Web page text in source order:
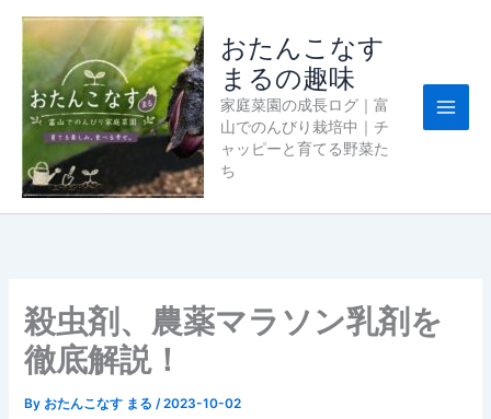
おたんこなす
まるの趣味
家庭菜園の成長ログ｜富
山でのんびり栽培中｜チ
ャッピーと育てる野菜た
ち
殺虫剤、農薬マラソン乳剤を
徹底解説！
By おたんこなす まる/2023-10-02